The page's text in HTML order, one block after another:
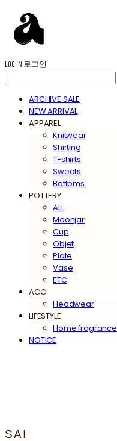
LOG IN 로그인
ARCHIVE SALE
NEW ARRIVAL
APPAREL
Knitwear
Shirting
T-shirts
Sweats
Bottoms
POTTERY
ALL
Moonjar
Cup
Objet
Plate
Vase
ETC
ACC
Headwear
LIFESTYLE
Home fragrance
NOTICE
SAI